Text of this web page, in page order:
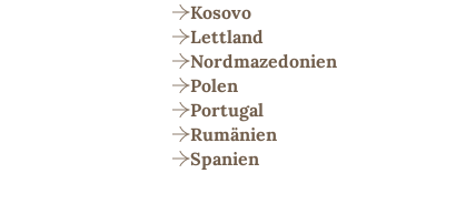
Kosovo
Lettland
Nordmazedonien
Polen
Portugal
Rumänien
Spanien